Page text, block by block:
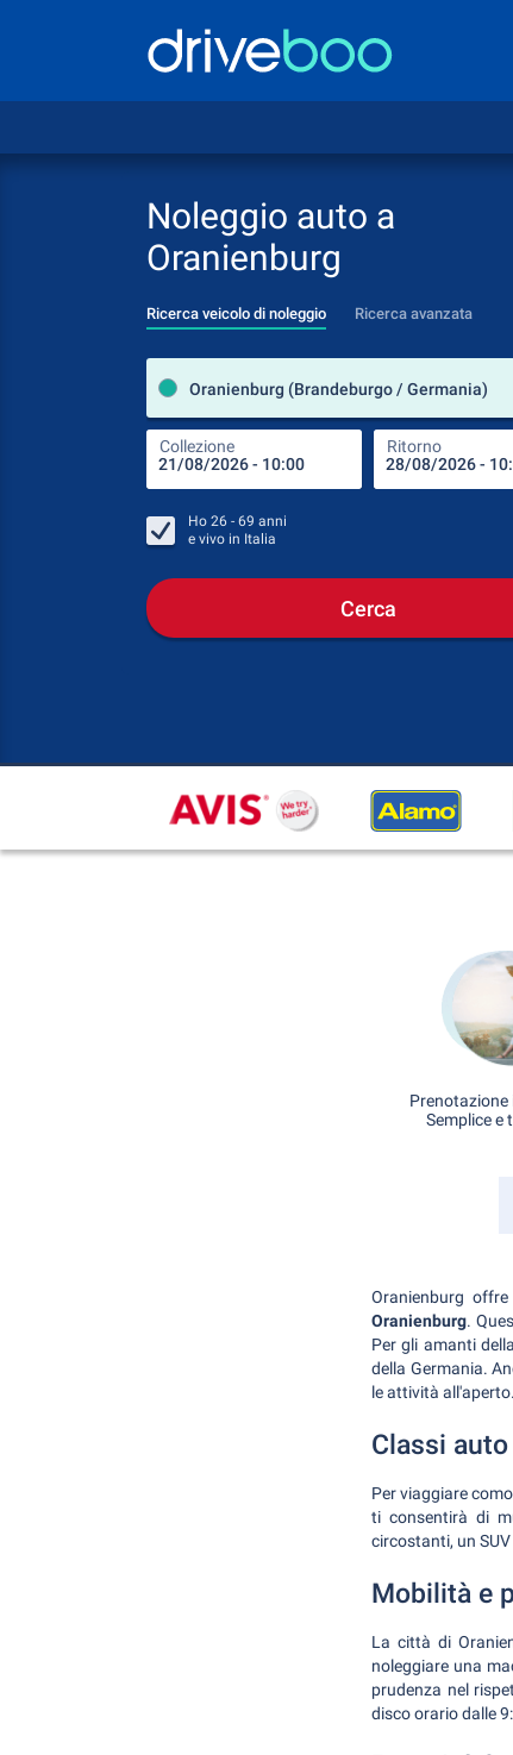
Noleggio auto a
Oranienburg
Ricerca veicolo di noleggio Ricerca avanzata
Oranienburg (Brandeburgo / Germania)
Collezione Ritorno
Ho 26 - 69 anni
e vivo in Italia
Cerca
Prenotazione
Semplice e
Oranienburg
Oranienburg.
Per gli amanti
della Germania.
le attività all'aperto.
Classi
Per viaggiare
ti consentirà di
circostanti, un
Mobilità e
La città di
noleggiare una
prudenza nel
disco orario dalle